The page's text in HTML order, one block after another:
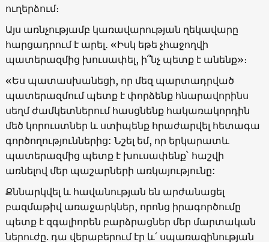
ուղերձում։
Այս առնչությամբ կառավարության ղեկավարը
հարցադրում է արել․ «Իսկ եթե չհաջողվի
պատերազմից խուսափել, ի՞նչ պետք է անենք»։
«Ես պատասխանեցի, որ մեզ պարտադրված
պատերազմում պետք է փորձենք հնարավորինս
սեղմ ժամկետներում հասցնենք հակառակորդին
մեծ կորուստներ և ստիպենք հրաժարվել հետագա
գործողություններից: Նշել եմ, որ երկարատև
պատերազմից պետք է խուսափենք` հաշվի
առնելով մեր պաշարների առկայությունը:
Քննարկվել և հավանության են արժանացել
բազմաթիվ առաջարկներ, որոնց իրագործումը
պետք է զգալիորեն բարձրացներ մեր մարտական
ներուժը. դա վերաբերում էր և՛ սպառազինության